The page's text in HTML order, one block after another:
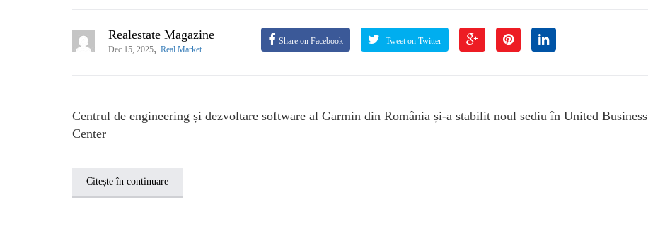
Realestate Magazine
Dec 15, 2025, Real Market
Share on Facebook Tweet on Twitter
Centrul de engineering și dezvoltare software al Garmin din România și-a stabilit noul sediu în United Business
Center
Citește în continuare